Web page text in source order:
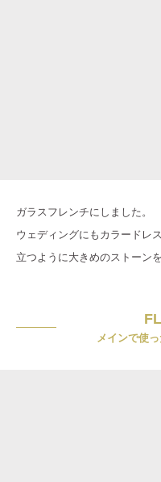
ガラスフレンチにしました。
ウェディングにもカラードレ
立つように大きめのストーン
メインで使